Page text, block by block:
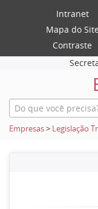
Intranet
Mapa do Site
Contraste
Empresas> Legislação